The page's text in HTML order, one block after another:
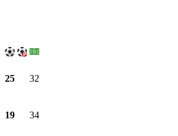
25 32
19 34